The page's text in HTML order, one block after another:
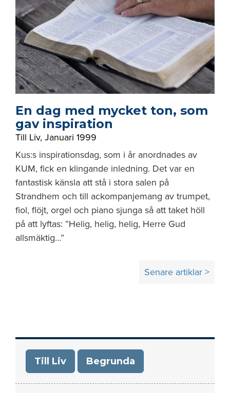
En dag med mycket ton, som
gav inspiration
Till Liv, Januari 1999
Kus:s inspirationsdag, som i år anordnades av
KUM, fick en klingande inledning. Det var en
fantastisk känsla att stå i stora salen på
Strandhem och till ackompanjemang av trumpet,
fiol, flöjt, orgel och piano sjunga så att taket höll
på att lyftas: ”Helig, helig, helig, Herre Gud
allsmäktig…”
InläggsnavigeringSenare artiklar >
Till Liv Begrunda